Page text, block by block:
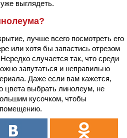
выглядеть.
лучше всего посмотреть его
или хотя бы запастись отрезом
случается так, что среди
запутаться и неправильно
Даже если вам кажется,
цвета выбрать линолеум, не
кусочком, чтобы
помещению.